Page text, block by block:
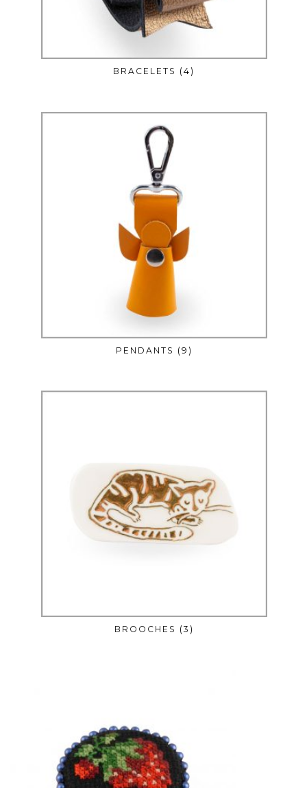
BRACELETS (4)
PENDANTS (9)
BROOCHES (3)